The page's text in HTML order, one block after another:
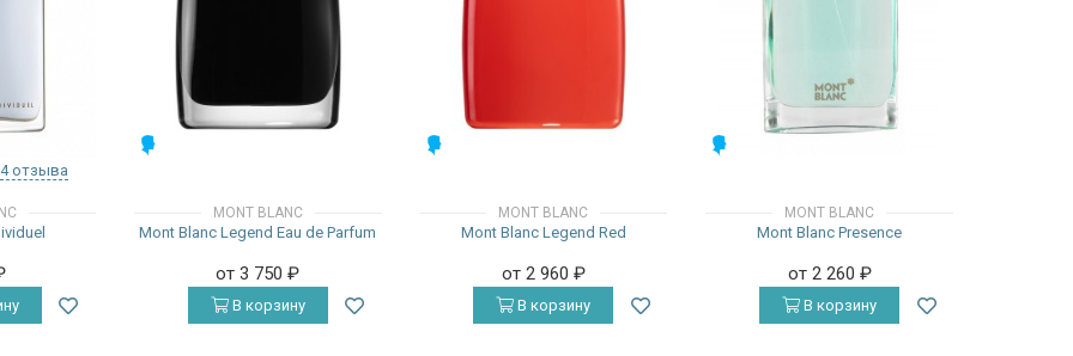
4 отзыва
MONT BLANC
Mont Blanc Legend Eau de Parfum
от 3 750₽
В корзину
MONT BLANC
Mont Blanc Legend Red
от 2 960 ₽
В корзину
MONT BLANC
Mont Blanc Presence
от 2 260 ₽
В корзину